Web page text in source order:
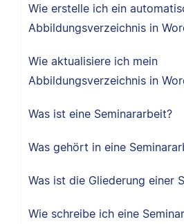
Wie erstelle ich ein
Abbildungsverzeichnis in
Wie aktualisiere ich mein
Abbildungsverzeichnis in
Was ist eine Seminararbeit?
Was gehört in eine
Was ist die Gliederung einer
Wie schreibe ich eine